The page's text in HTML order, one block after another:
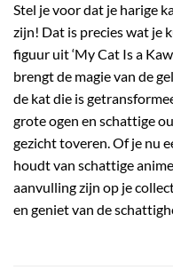
Stel je voor dat je harige
zijn! Dat is precies wat je
figuur uit ‘My Cat Is a
brengt de magie van de
de kat die is
grote ogen en schattige
gezicht toveren. Of je nu
houdt van schattige
aanvulling zijn op je
en geniet van de